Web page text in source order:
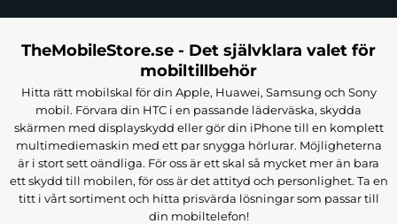
TheMobileStore.se - Det självklara valet för
mobiltillbehör
Hitta rätt mobilskal för din Apple, Huawei, Samsung och Sony
mobil. Förvara din HTC i en passande läderväska, skydda
skärmen med displayskydd eller gör din iPhone till en komplett
multimediemaskin med ett par snygga hörlurar. Möjligheterna
är i stort sett oändliga. För oss är ett skal så mycket mer än bara
ett skydd till mobilen, för oss är det attityd och personlighet. Ta en
titt i vårt sortiment och hitta prisvärda lösningar som passar till
din mobiltelefon!